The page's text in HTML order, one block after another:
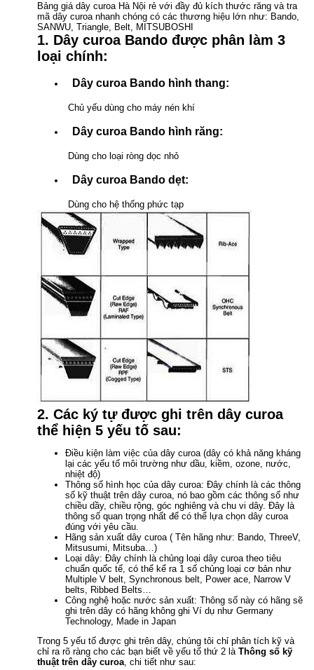
Bảng giá dây curoa Hà Nội rẻ với đầy đủ kích thước răng và tra
mã dây curoa nhanh chóng có các thương hiệu lớn như: Bando,
SANWU, Triangle, Belt, MITSUBOSHI
1. Dây curoa Bando được phân làm 3
loại chính:
Dây curoa Bando hình thang:
Chủ yếu dùng cho máy nén khí
Dây curoa Bando hình răng:
Dùng cho loại ròng dọc nhỏ
Dây curoa Bando dẹt:
Dùng cho hệ thống phức tạp
2. Các ký tự được ghi trên dây curoa
thể hiện 5 yếu tố sau:
Điều kiện làm việc của dây curoa (dây có khả năng kháng
lại các yếu tố môi trường như dầu, kiềm, ozone, nước,
nhiệt độ)
Thông số hình học của dây curoa: Đây chính là các thông
số kỹ thuật trên dây curoa, nó bao gồm các thông số như
chiều dầy, chiều rộng, góc nghiêng và chu vi dây. Đây là
thông số quan trọng nhất để có thể lựa chọn dây curoa
đúng với yêu cầu.
Hãng sản xuất dây curoa ( Tên hãng như: Bando, ThreeV,
Mitsusumi, Mitsuba…)
Loại dây: Đây chính là chủng loại dây curoa theo tiêu
chuẩn quốc tế, có thể kể ra 1 số chủng loại cơ bản như
Multiple V belt, Synchronous belt, Power ace, Narrow V
belts, Ribbed Belts…
Công nghệ hoặc nước sản xuất: Thông số này có hãng sẽ
ghi trên dây có hãng không ghi Ví dụ như Germany
Technology, Made in Japan
Trong 5 yếu tố được ghi trên dây, chúng tôi chỉ phân tích kỹ và
chỉ ra rõ ràng cho các bạn biết về yếu tố thứ 2 là Thông số kỹ
thuật trên dây curoa, chi tiết như sau: